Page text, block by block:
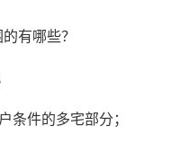
有哪些？
条件的多宅部分；